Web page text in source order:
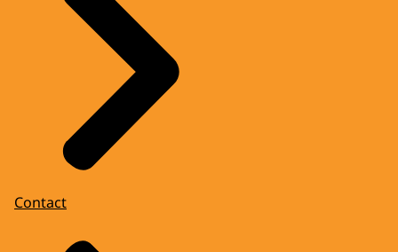
Contact